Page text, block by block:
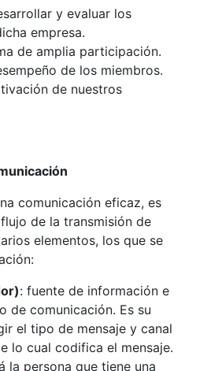
y evaluar los
empresa.
de amplia participación.
de los miembros.
de nuestros
comunicación eficaz, es
de la transmisión de
elementos, los que se
: fuente de información e
de comunicación. Es su
el tipo de mensaje y canal
lo cual codifica el mensaje.
la persona que tiene una